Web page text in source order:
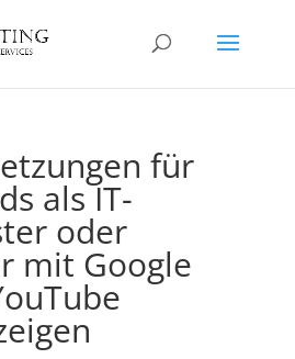
für
als IT-
oder
mit Google